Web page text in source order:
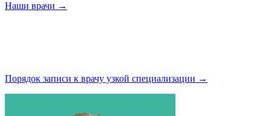
Наши врачи →
Порядок записи к врачу узкой специализации →